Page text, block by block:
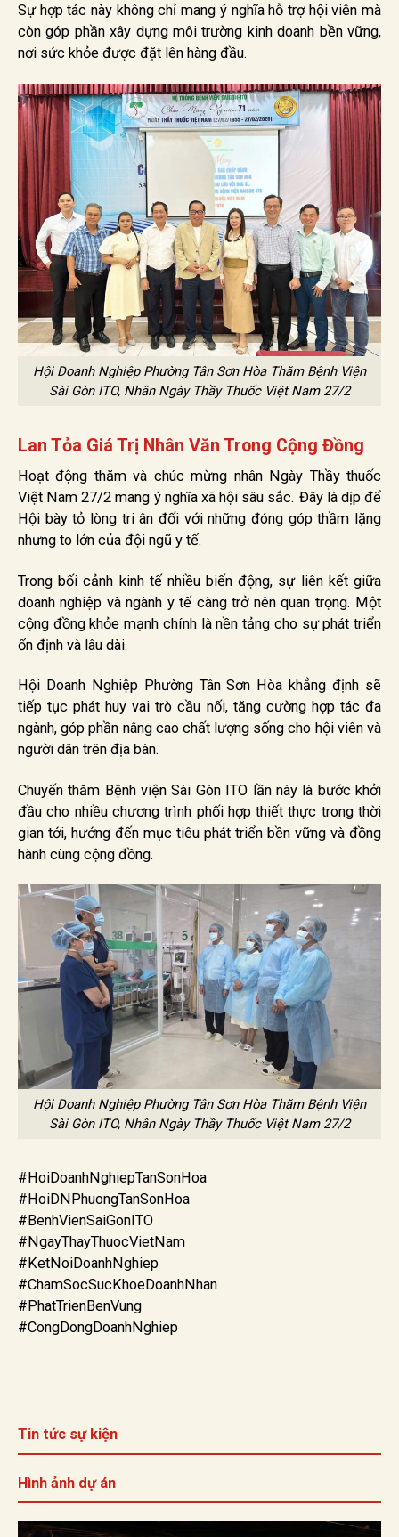
Sự hợp tác này không chỉ mang ý nghĩa hỗ trợ hội viên mà
còn góp phần xây dựng môi trường kinh doanh bền vững,
nơi sức khỏe được đặt lên hàng đầu.
Hội Doanh Nghiệp Phường Tân Sơn Hòa Thăm Bệnh Viện
Sài Gòn ITO, Nhân Ngày Thầy Thuốc Việt Nam 27/2
Lan Tỏa Giá Trị Nhân Văn Trong Cộng Đồng
Hoạt động thăm và chúc mừng nhân Ngày Thầy thuốc
Việt Nam 27/2 mang ý nghĩa xã hội sâu sắc. Đây là dịp để
Hội bày tỏ lòng tri ân đối với những đóng góp thầm lặng
nhưng to lớn của đội ngũ y tế.
Trong bối cảnh kinh tế nhiều biến động, sự liên kết giữa
doanh nghiệp và ngành y tế càng trở nên quan trọng. Một
cộng đồng khỏe mạnh chính là nền tảng cho sự phát triển
ổn định và lâu dài.
Hội Doanh Nghiệp Phường Tân Sơn Hòa khẳng định sẽ
tiếp tục phát huy vai trò cầu nối, tăng cường hợp tác đa
ngành, góp phần nâng cao chất lượng sống cho hội viên và
người dân trên địa bàn.
Chuyến thăm Bệnh viện Sài Gòn ITO lần này là bước khởi
đầu cho nhiều chương trình phối hợp thiết thực trong thời
gian tới, hướng đến mục tiêu phát triển bền vững và đồng
hành cùng cộng đồng.
Hội Doanh Nghiệp Phường Tân Sơn Hòa Thăm Bệnh Viện
Sài Gòn ITO, Nhân Ngày Thầy Thuốc Việt Nam 27/2
#HoiDoanhNghiepTanSonHoa
#HoiDNPhuongTanSonHoa
#BenhVienSaiGonITO
#NgayThayThuocVietNam
#KetNoiDoanhNghiep
#ChamSocSucKhoeDoanhNhan
#PhatTrienBenVung
#CongDongDoanhNghiep
Tin tức sự kiện
Hình ảnh dự án